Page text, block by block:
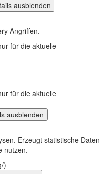
ausblenden
Angriffen.
für die aktuelle
für die aktuelle
ausblenden
Erzeugt statistische Daten
nutzen.
)